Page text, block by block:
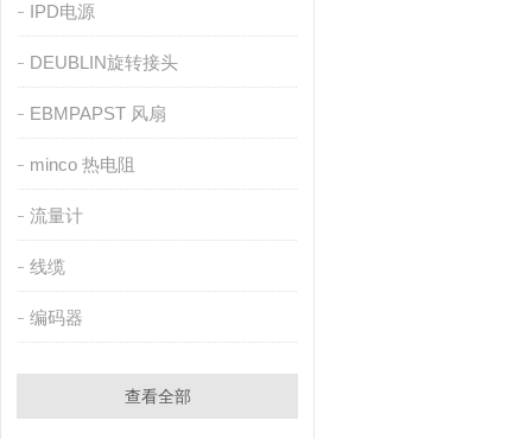
IPD电源
DEUBLIN旋转接头
EBMPAPST 风扇
minco 热电阻
流量计
线缆
编码器
查看全部